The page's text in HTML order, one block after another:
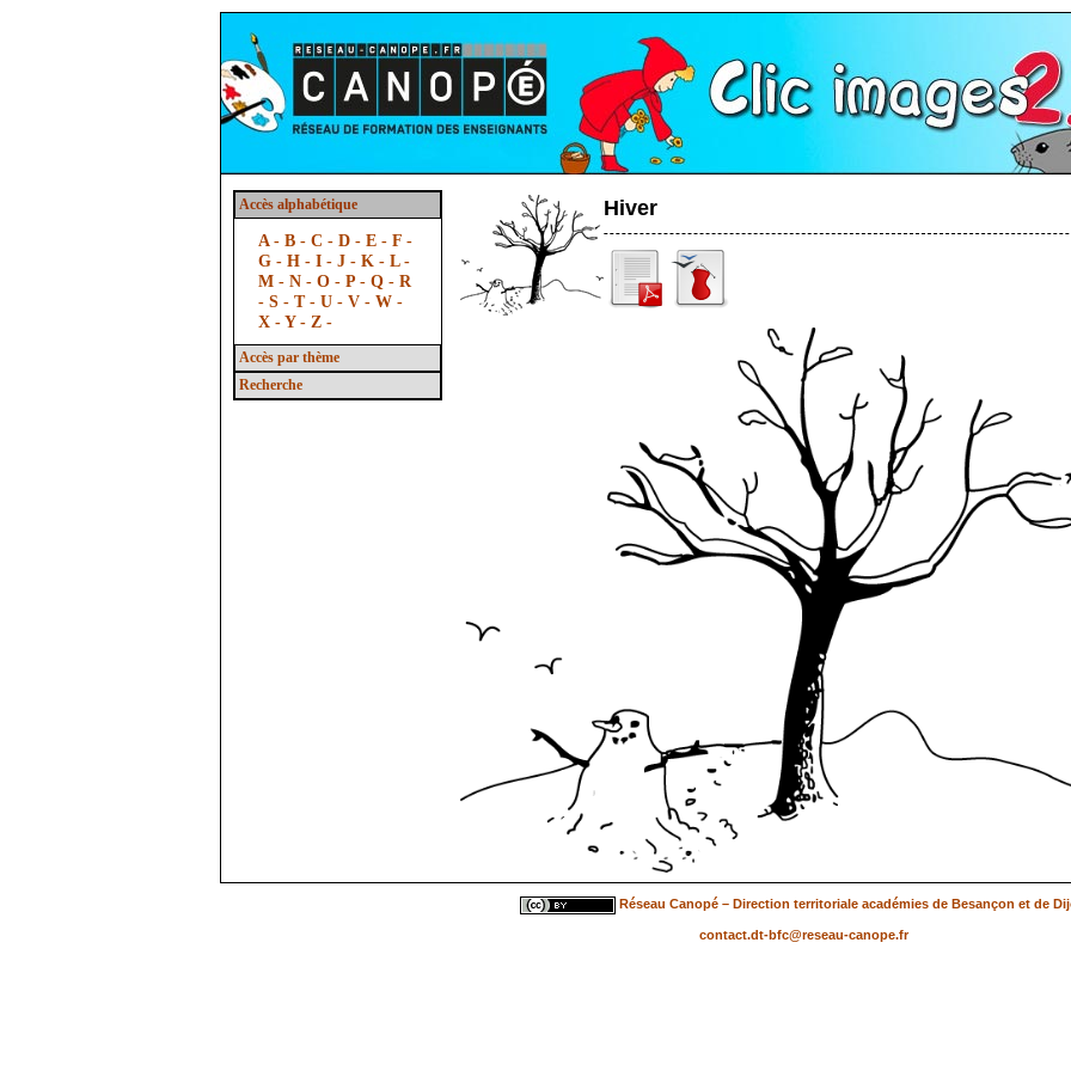
Accès alphabétique
A - B - C - D - E - F -
G - H - I - J - K - L -
M - N - O - P - Q - R
- S - T - U - V - W -
X -Y - Z -
Accès par thème
Recherche
Hiver
Réseau Canopé – Direction territoriale académies de Besançon et de
contact.dt-bfc@reseau-canope.fr